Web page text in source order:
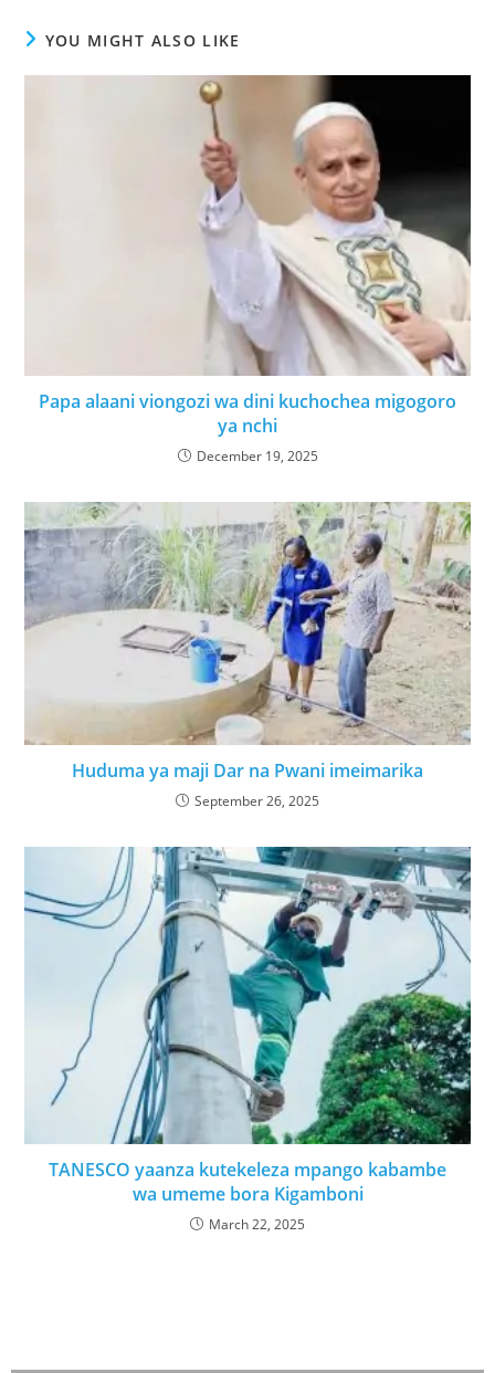
YOU MIGHT ALSO LIKE
Papa alaani viongozi wa dini kuchochea migogoro
ya nchi
December 19, 2025
Huduma ya maji Dar na Pwani imeimarika
September 26, 2025
TANESCO yaanza kutekeleza mpango kabambe
wa umeme bora Kigamboni
March 22, 2025